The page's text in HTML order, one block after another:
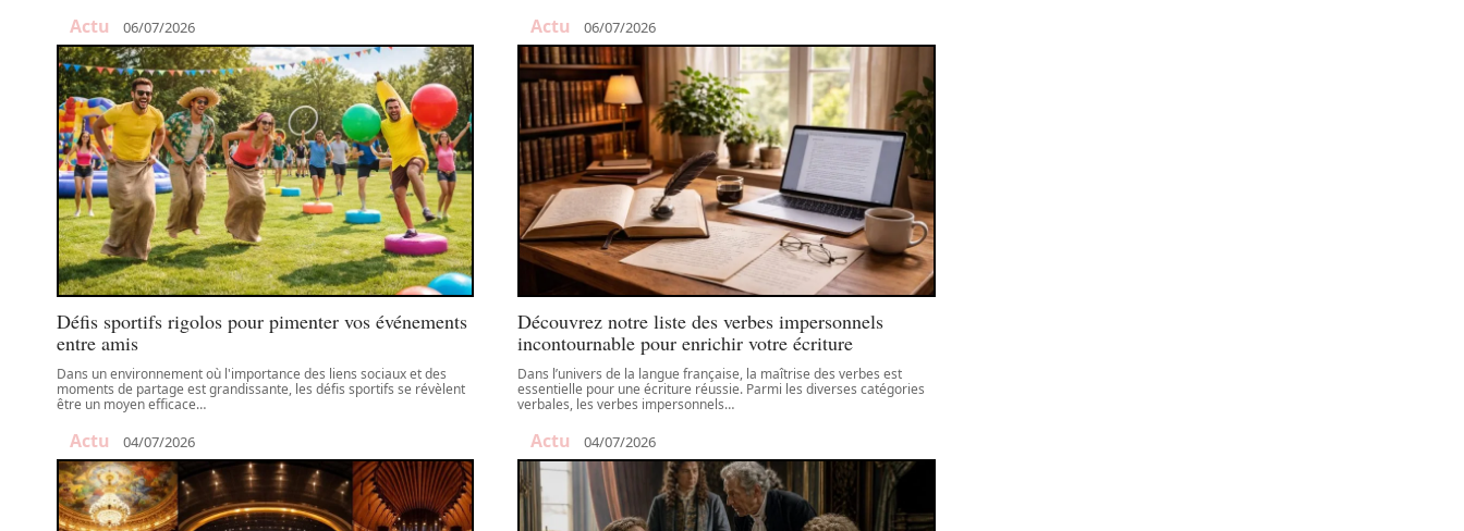
Actu 06/07/2026 Actu 06/07/2026
Défis sportifs rigolos pour pimenter vos événements
entre amis
Dans un environnement où l'importance des liens sociaux et des
moments de partage est grandissante, les défis sportifs se révèlent
être un moyen efficace…
Actu 04/07/2026
Découvrez notre liste des verbes impersonnels
incontournable pour enrichir votre écriture
Dans l’univers de la langue française, la maîtrise des verbes est
essentielle pour une écriture réussie. Parmi les diverses catégories
verbales, les verbes impersonnels…
Actu 04/07/2026